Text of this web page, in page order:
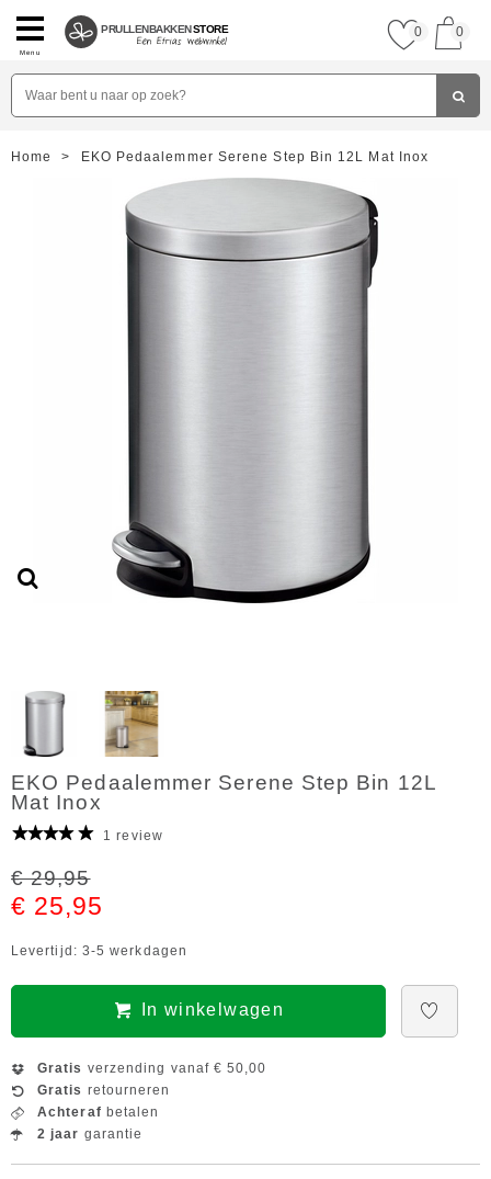
Menu
PRULLENBAKKENSTORE 0 0
Home > EKO Pedaalemmer Serene Step Bin 12L Mat Inox
EKO Pedaalemmer Serene Step Bin 12L
Mat Inox
1 review
€ 29,95
€ 25,95
Levertijd: 3-5 werkdagen
In winkelwagen
Gratis verzending vanaf € 50,00
Gratis retourneren
Achteraf betalen
2 jaar garantie